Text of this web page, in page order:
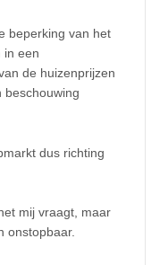
beperking van het
in een
de huizenprijzen
beschouwing
dus richting
mij vraagt, maar
onstopbaar.